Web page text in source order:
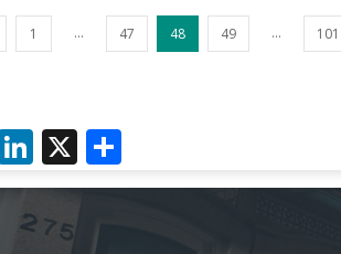
1 ... 47 48 49 ... 101
RedditLinkedIn
X